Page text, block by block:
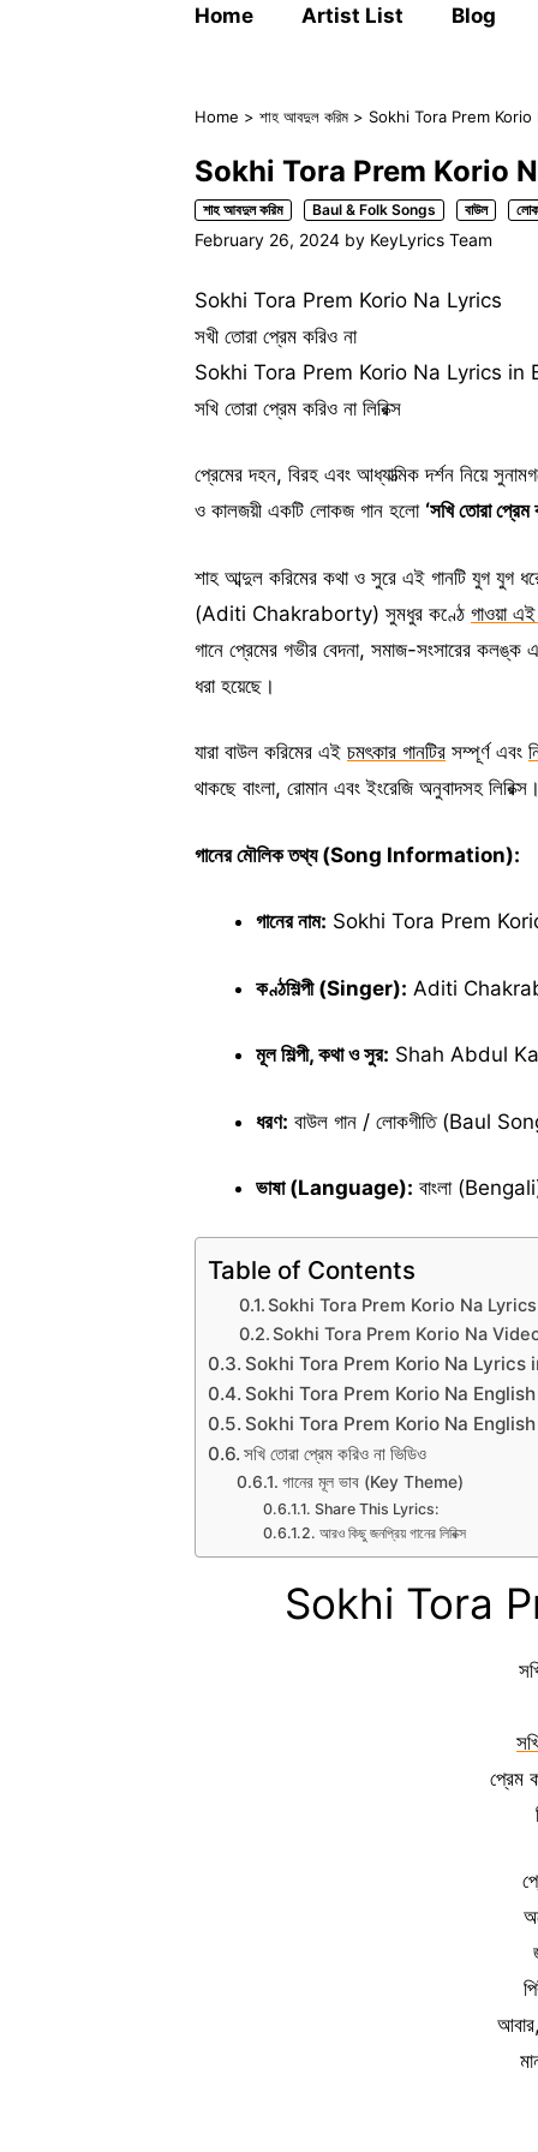
Home Artist List Blog
Home > শাহ আবদুল করিম > Sokhi Tora Prem Korio Na
Sokhi Tora Prem Korio Na
শাহ আবদুল করিম Baul & Folk Songs বাউল
February 26, 2024 by KeyLyrics Team
Sokhi Tora Prem Korio Na Lyrics
সখী তোরা প্রেম করিও না
Sokhi Tora Prem Korio Na Lyrics in
সখি তোরা প্রেম করিও না লিরিক্স
প্রেমের দহন, বিরহ এবং আধ্যাত্মিক দর্শন নিয়ে
ও কালজয়ী একটি লোকজ গান হলো ‘সখি তোরা
শাহ আব্দুল করিমের কথা ও সুরে এই গানটি যুগ যুগ ধরে
(Aditi Chakraborty) সুমধুর কণ্ঠে গাওয়া এই
গানে প্রেমের গভীর বেদনা, সমাজ-সংসারের কলঙ্ক
ধরা হয়েছে।
যারা বাউল করিমের এই চমৎকার গানটির সম্পূর্ণ এবং
থাকছে বাংলা, রোমান এবং ইংরেজি অনুবাদসহ লিরিক্স।
গানের মৌলিক তথ্য (Song Information):
গানের নাম: Sokhi Tora Prem Korio
কণ্ঠশিল্পী (Singer): Aditi
মূল শিল্পী, কথা ও সুর: Shah Abdul
ধরণ: বাউল গান / লোকগীতি (Baul
ভাষা (Language): বাংলা
Table of Contents
Sokhi Tora Prem Korio Na Lyrics
Sokhi Tora Prem Korio Na
Sokhi Tora Prem Korio Na Lyrics
Sokhi Tora Prem Korio Na
Sokhi Tora Prem Korio Na
সখি তোরা প্রেম করিও না ভিডিও
গানের মূল ভাব (Key Theme)
Share This Lyrics:
আরও কিছু জনপ্রিয় গানের লিরিক্স
Sokhi Tora
প্রেম